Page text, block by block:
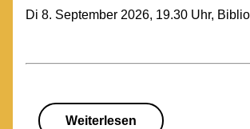
Di 8. September 2026, 19.30 Uhr,
Weiterlesen